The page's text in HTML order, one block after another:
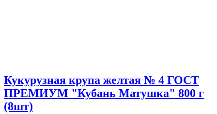
Кукурузная крупа желтая № 4 ГОСТ
ПРЕМИУМ "Кубань Матушка" 800 г
(8шт)